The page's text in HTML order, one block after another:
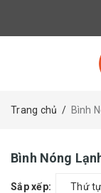
Trang chủ / Bình
Bình Nóng
Sắp xếp: Thứ tự